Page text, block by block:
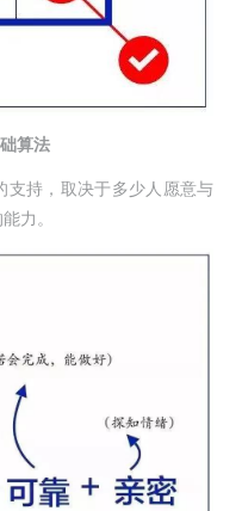
算法
支持，取决于多少人愿意与
力。